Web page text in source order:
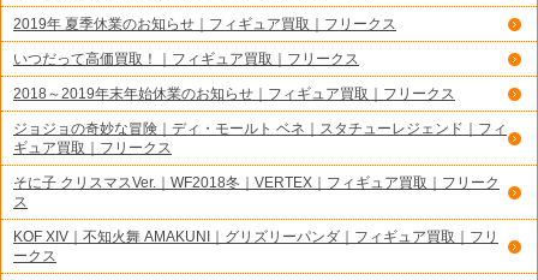
2019年 夏季休業のお知らせ｜フィギュア買取｜フリークス
いつだって高価買取！｜フィギュア買取｜フリークス
2018～2019年末年始休業のお知らせ｜フィギュア買取｜フリークス
ジョジョの奇妙な冒険｜ディ・モールト ベネ｜スタチューレジェンド｜フィ
ギュア買取｜フリークス
そに子 クリスマスVer.｜WF2018冬｜VERTEX｜フィギュア買取｜フリーク
ス
KOF XIV｜不知火舞 AMAKUNI｜グリズリーパンダ｜フィギュア買取｜フリ
ークス